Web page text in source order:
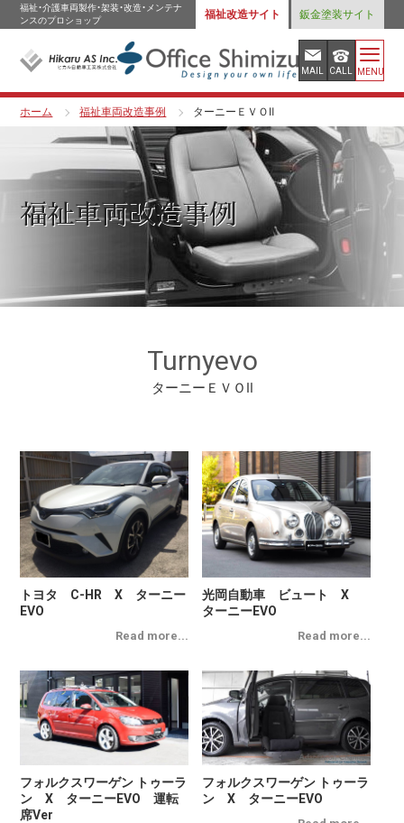
福祉・介護車両製作・架装・改造・メンテナ
ンスのプロショップ
福祉改造サイト 鈑金塗装サイト
MAIL CALL MENU
ホーム 福祉車両改造事例 ターニーＥＶＯⅡ
福祉車両改造事例
Turnyevo
ターニーＥＶＯⅡ
トヨタ C-HR X ターニー
EVO
光岡自動車 ビュート X
ターニーEVO
フォルクスワーゲン トゥーラ
ン X ターニーEVO 運転
席Ver
フォルクスワーゲン トゥーラ
ン X ターニーEVO